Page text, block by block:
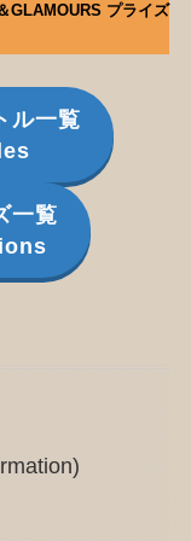
GLAMOURS プライズ
ル一覧
一覧